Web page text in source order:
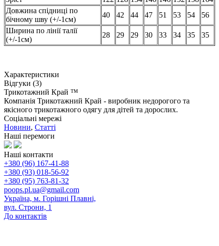
Довжина спідниці по
бічному шву (+/-1см)
40 42 44 47 51 53 54
56
Ширина по лінії талії
(+/-1см)
28 29 29 30 33 34 35 35
Характеристики
Відгуки (3)
Трикотажний Край ™
Компанія Трикотажний Край - виробник недорогого та
якісного трикотажного одягу для дітей та дорослих.
Соціальні мережі
Новини, Статті
Наші перемоги
Наші контакти
+380 (96) 167-41-88
+380 (93) 018-56-92
+380 (95) 763-81-32
poops.pl.ua@gmail.com
Україна, м. Горішні Плавні,
вул. Строни, 1
До контактів